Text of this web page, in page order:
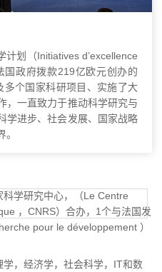
计划（Initiatives d’excellence
国政府拨款219亿欧元创办的
多个国家科研项目、实施了大
，一直致力于推动科学研究与
学进步、社会发展、国家战略
学研究中心，（Le Centre
，CNRS）合办，1个与法国发
pour le développement ）
，经济学，社会科学，IT和数